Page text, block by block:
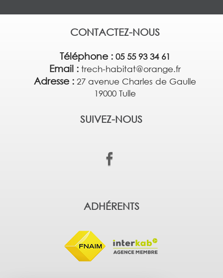
CONTACTEZ-NOUS
Téléphone : 05 55 93 34 61
Email : trech-habitat@orange.fr
Adresse : 27 avenue Charles de Gaulle
19000 Tulle
SUIVEZ-NOUS
ADHÉRENTS